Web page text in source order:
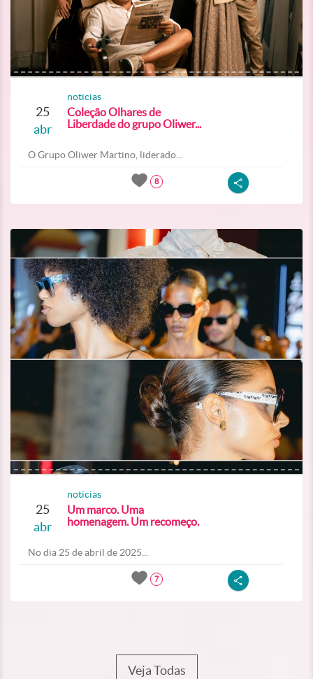
25
abr
noticias
Coleção Olhares de
Liberdade do grupo Oliwer...
O Grupo Oliwer Martino, liderado...
8
25
abr
noticias
Um marco. Uma
homenagem. Um recomeço.
No dia 25 de abril de 2025...
7
Veja Todas